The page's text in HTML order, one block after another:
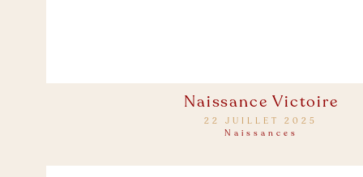
22 JUILLET 2025
Naissance Victoire
Naissances